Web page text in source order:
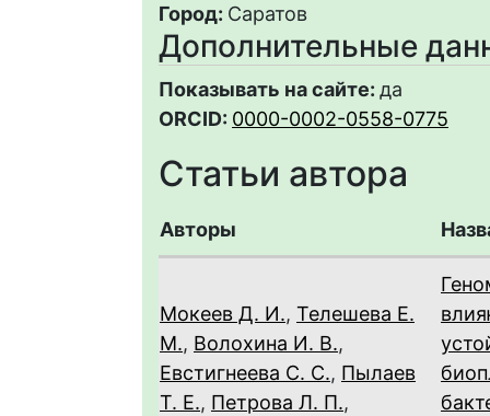
Город: Саратов
Дополнительные
Показывать на сайте: да
ORCID: 0000-0002-0558-0775
Статьи автора
Авторы
Мокеев Д. И., Телешева Е.
М., Волохина И. В.,
Евстигнеева С. С., Пылаев
Т. Е., Петрова Л. П.,